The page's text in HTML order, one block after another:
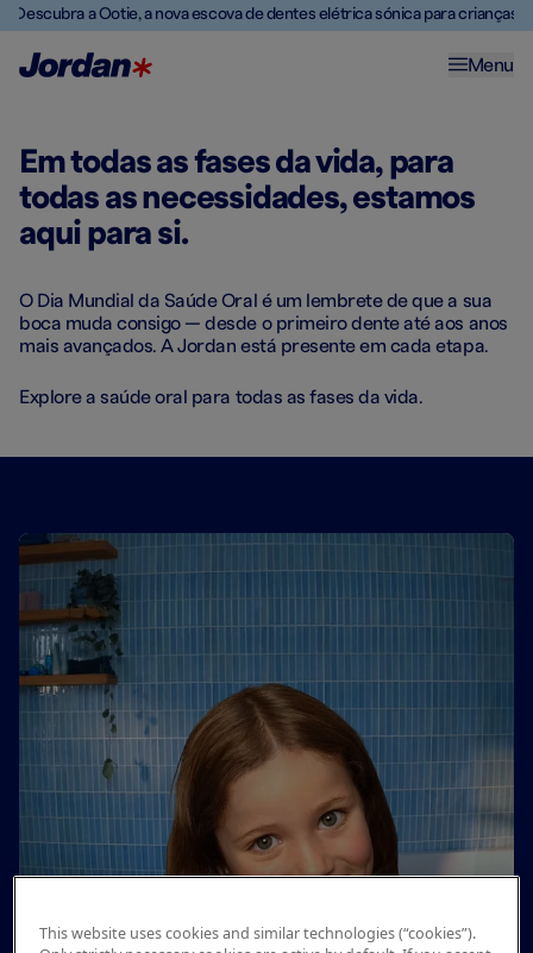
Descubra a Ootie, a nova escova de dentes elétrica sónica para crianças
Menu
Em todas as fases da vida, para
todas as necessidades, estamos
aqui para si.
O Dia Mundial da Saúde Oral é um lembrete de que a sua
boca muda consigo — desde o primeiro dente até aos anos
mais avançados. A Jordan está presente em cada etapa.
Explore a saúde oral para todas as fases da vida.
This website uses cookies and similar technologies (“cookies”).